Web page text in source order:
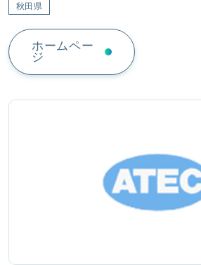
秋田県
ホームペー
ジ